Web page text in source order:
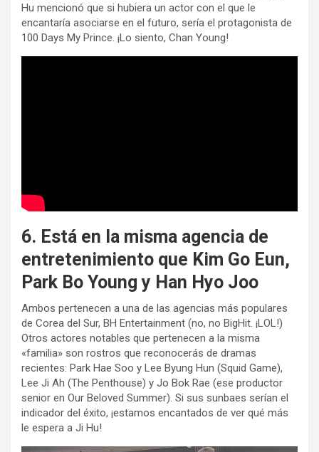
Hu mencionó que si hubiera un actor con el que le
encantaría asociarse en el futuro, sería el protagonista de
100 Days My Prince. ¡Lo siento, Chan Young!
6. Está en la misma agencia de
entretenimiento que Kim Go Eun,
Park Bo Young y Han Hyo Joo
Ambos pertenecen a una de las agencias más populares
de Corea del Sur, BH Entertainment (no, no BigHit. ¡LOL!)
Otros actores notables que pertenecen a la misma
«familia» son rostros que reconocerás de dramas
recientes: Park Hae Soo y Lee Byung Hun (Squid Game),
Lee Ji Ah (The Penthouse) y Jo Bok Rae (ese productor
senior en Our Beloved Summer). Si sus sunbaes serían el
indicador del éxito, ¡estamos encantados de ver qué más
le espera a Ji Hu!